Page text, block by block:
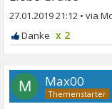
27.01.2019 21:12 •
x 2
M Max00